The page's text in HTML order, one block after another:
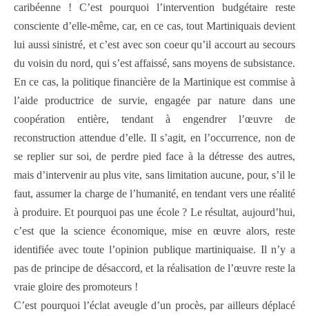
caribéenne ! C’est pourquoi l’intervention budgétaire reste
consciente d’elle-même, car, en ce cas, tout Martiniquais devient
lui aussi sinistré, et c’est avec son coeur qu’il accourt au secours
du voisin du nord, qui s’est affaissé, sans moyens de subsistance.
En ce cas, la politique financière de la Martinique est commise à
l’aide productrice de survie, engagée par nature dans une
coopération entière, tendant à engendrer l’œuvre de
reconstruction attendue d’elle. Il s’agit, en l’occurrence, non de
se replier sur soi, de perdre pied face à la détresse des autres,
mais d’intervenir au plus vite, sans limitation aucune, pour, s’il le
faut, assumer la charge de l’humanité, en tendant vers une réalité
à produire. Et pourquoi pas une école ? Le résultat, aujourd’hui,
c’est que la science économique, mise en œuvre alors, reste
identifiée avec toute l’opinion publique martiniquaise. Il n’y a
pas de principe de désaccord, et la réalisation de l’œuvre reste la
vraie gloire des promoteurs !
C’est pourquoi l’éclat aveugle d’un procès, par ailleurs déplacé